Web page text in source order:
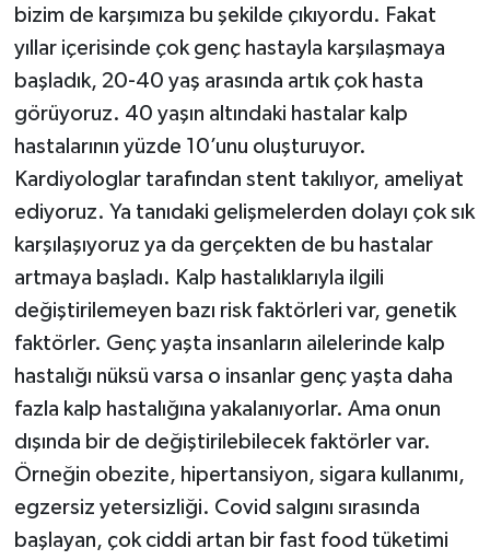
bizim de karşımıza bu şekilde çıkıyordu. Fakat
yıllar içerisinde çok genç hastayla karşılaşmaya
başladık, 20-40 yaş arasında artık çok hasta
görüyoruz. 40 yaşın altındaki hastalar kalp
hastalarının yüzde 10’unu oluşturuyor.
Kardiyologlar tarafından stent takılıyor, ameliyat
ediyoruz. Ya tanıdaki gelişmelerden dolayı çok sık
karşılaşıyoruz ya da gerçekten de bu hastalar
artmaya başladı. Kalp hastalıklarıyla ilgili
değiştirilemeyen bazı risk faktörleri var, genetik
faktörler. Genç yaşta insanların ailelerinde kalp
hastalığı nüksü varsa o insanlar genç yaşta daha
fazla kalp hastalığına yakalanıyorlar. Ama onun
dışında bir de değiştirilebilecek faktörler var.
Örneğin obezite, hipertansiyon, sigara kullanımı,
egzersiz yetersizliği. Covid salgını sırasında
başlayan, çok ciddi artan bir fast food tüketimi